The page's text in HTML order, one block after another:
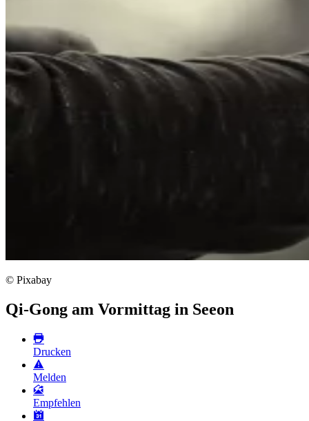
© Pixabay
Qi-Gong am Vormittag in Seeon
Drucken
Melden
Empfehlen